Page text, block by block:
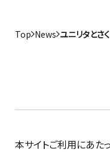
Top News ユニリタとさ
本サイトご利用にあた